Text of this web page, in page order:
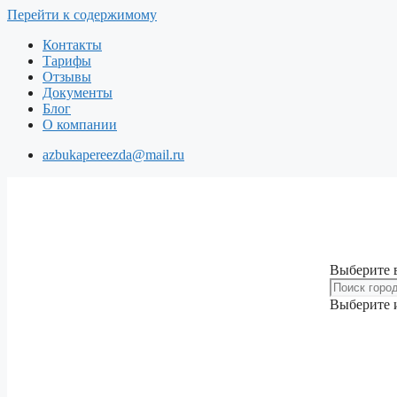
Перейти к содержимому
Контакты
Тарифы
Отзывы
Документы
Блог
О компании
azbukapereezda@mail.ru
Выберите
Выберите